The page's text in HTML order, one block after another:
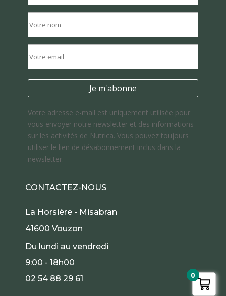
Votre adresse e-mail est uniquement utilisée pour
vous envoyer notre newsletter et des informations
sur les activités de Nutrica. Vous pouvez toujours
utiliser le lien de désabonnement inclus dans la
newsletter.
CONTACTEZ-NOUS
La Horsière - Misabran
41600 Vouzon
Du lundi au vendredi
9:00 - 18h00
02 54 88 29 61
0